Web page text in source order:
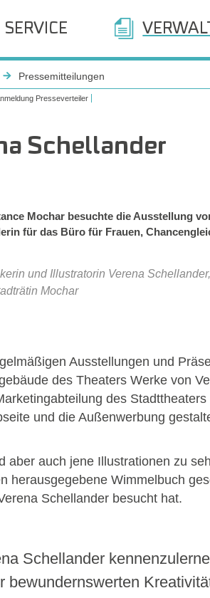
SERVICE
Pressemitteilungen
Presseverteiler
Schellander
Mochar besuchte die Ausstellung
für das Büro für Frauen,
und Illustratorin Verena
Mochar
Ausstellungen und
des Theaters Werke von
des
und die Außenwerbung
aber auch jene Illustrationen zu
herausgegebene Wimmelbuch
Schellander besucht hat.
Schellander